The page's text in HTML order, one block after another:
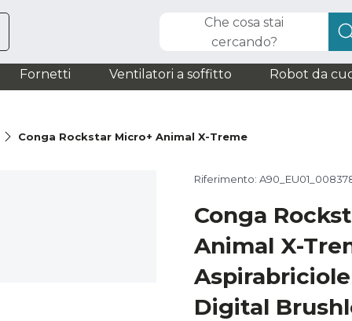
Che cosa stai
cercando?
Fornetti Ventilatori a soffitto Robot da
Conga Rockstar Micro+ Animal X-Treme
Riferimento:
Conga
Animal X-
Digital